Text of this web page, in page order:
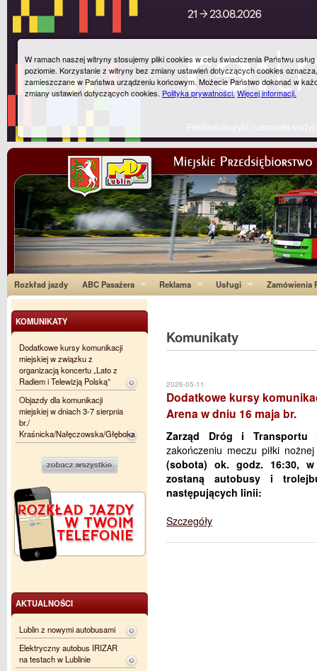
Rozkład jazdy ABC Pasażera Reklama Usługi Zamówienia
Komunikaty
2026-05-11
Dodatkowe kursy
Arena w dniu 16 maja br.
Zarząd Dróg i Transportu
zakończeniu meczu piłki
(sobota) ok. godz. 16:30,
zostaną autobusy i
następujących linii:
Szczegóły
KOMUNIKATY
Dodatkowe kursy komunikacji
miejskiej w związku z
organizacją koncertu „Lato z
Radiem i Telewizją Polską”
Objazdy dla komunikacji
miejskiej w dniach 3-7 sierpnia
br./
Kraśnicka/Nałęczowska/Głęboka
AKTUALNOŚCI
Lublin z nowymi autobusami
Elektryczny autobus IRIZAR
na testach w Lublinie
W ramach naszej witryny stosujemy pliki cookies w celu świadczenia Państwu
poziomie. Korzystanie z witryny bez zmiany ustawień dotyczących cookies
zamieszczane w Państwa urządzeniu końcowym. Możecie Państwo dokonać w
zmiany ustawień dotyczących cookies. Polityka prywatności.Więcej informacji.